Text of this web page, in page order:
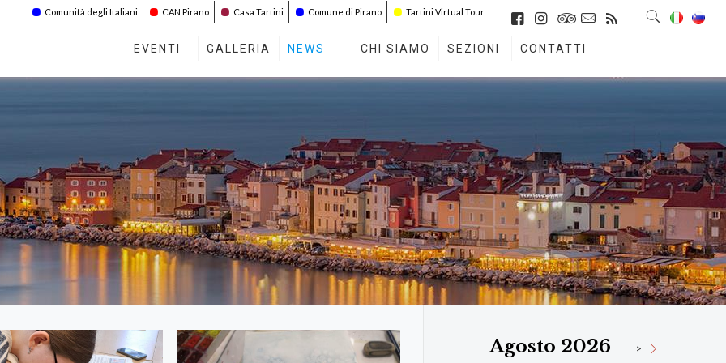
Comunità degli Italiani CAN Pirano Casa Tartini Comune di Pirano Tartini Virtual Tour
EVENTI GALLERIA NEWS CHI SIAMO SEZIONI CONTATTI
Agosto 2026 >